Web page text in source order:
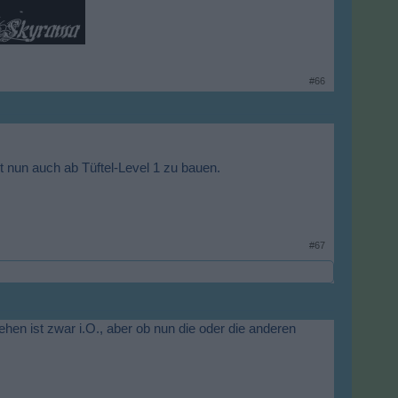
#66
auch ab Tüftel-Level 1 zu bauen.
#67
ist zwar i.O., aber ob nun die oder die anderen